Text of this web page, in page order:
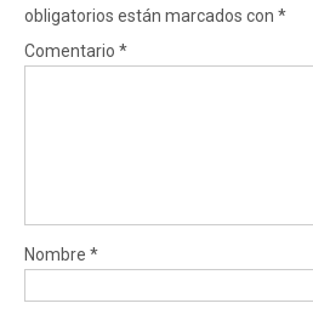
obligatorios están marcados con *
Comentario *
Nombre *